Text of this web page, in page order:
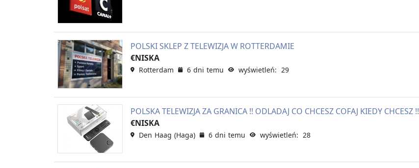
POLSKI SKLEP Z TELEWIZJA W ROTTERDAMIE
€NISKA
Rotterdam 6 dni temu wyświetleń: 29
POLSKA TELEWIZJA ZA GRANICA !! ODLADAJ CO CHCESZ COFAJ KIEDY CHCESZ !!
€NISKA
Den Haag (Haga) 6 dni temu wyświetleń: 28